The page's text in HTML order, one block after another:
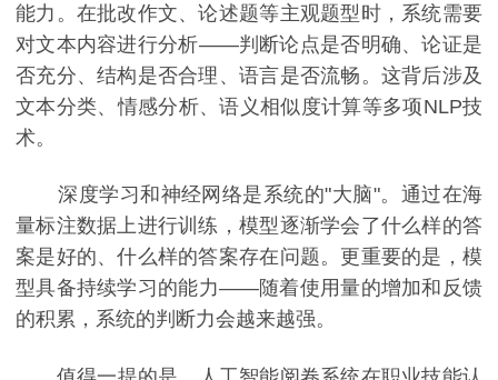
能力。在批改作文、论述题等主观题型时，系统需要
对文本内容进行分析——判断论点是否明确、论证是
否充分、结构是否合理、语言是否流畅。这背后涉及
文本分类、情感分析、语义相似度计算等多项NLP技
术。
深度学习和神经网络是系统的"大脑"。通过在海
量标注数据上进行训练，模型逐渐学会了什么样的答
案是好的、什么样的答案存在问题。更重要的是，模
型具备持续学习的能力——随着使用量的增加和反馈
的积累，系统的判断力会越来越强。